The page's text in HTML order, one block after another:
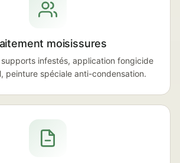
moisissures
infestés, application fongicide
peinture spéciale anti-condensation.